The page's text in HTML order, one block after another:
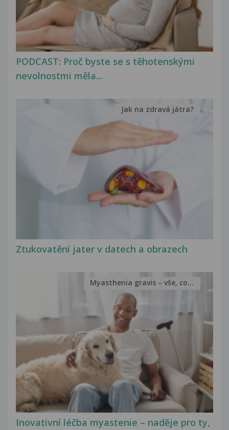
PODCAST: Proč byste se s těhotenskými
nevolnostmi měla...
Ztukovatění jater v datech a obrazech
Jak na zdravá játra?
Inovativní léčba myastenie – naděje pro ty,
Myasthenia gravis – vše, co...